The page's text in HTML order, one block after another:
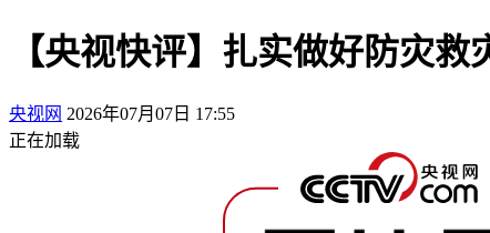
【央视快评】扎实做好防灾
央视网 2026年07月07日 17:55
正在加载